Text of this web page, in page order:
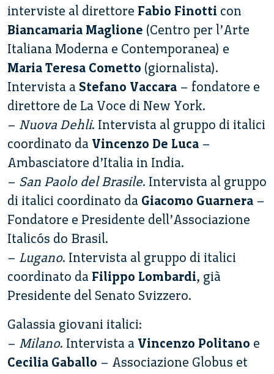
interviste al direttore Fabio Finotti con
Biancamaria Maglione (Centro per l’Arte
Italiana Moderna e Contemporanea) e
Maria Teresa Cometto (giornalista).
Intervista a Stefano Vaccara – fondatore e
direttore de La Voce di New York.
– Nuova Dehli. Intervista al gruppo di italici
coordinato da Vincenzo De Luca –
Ambasciatore d’Italia in India.
– San Paolo del Brasile. Intervista al gruppo
di italici coordinato da Giacomo Guarnera –
Fondatore e Presidente dell’Associazione
Italicós do Brasil.
– Lugano. Intervista al gruppo di italici
coordinato da Filippo Lombardi, già
Presidente del Senato Svizzero.
Galassia giovani italici:
– Milano. Intervista a Vincenzo Politano e
Cecilia Gaballo – Associazione Globus et